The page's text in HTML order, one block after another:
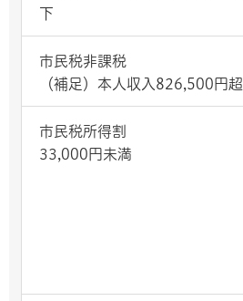
下
市民税非課税
（補足）本人収入826,500円超
市民税所得割
33,000円未満